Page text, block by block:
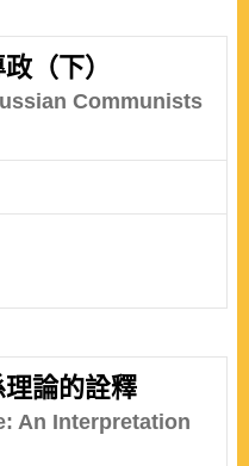
（下）
Communists
論的詮釋
An Interpretation